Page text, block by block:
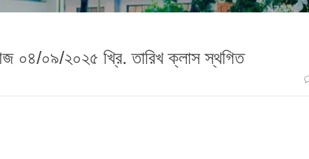
আজ ০৪/০৯/২০২৫ খ্রি. তারিখ ক্লাস স্থগিত